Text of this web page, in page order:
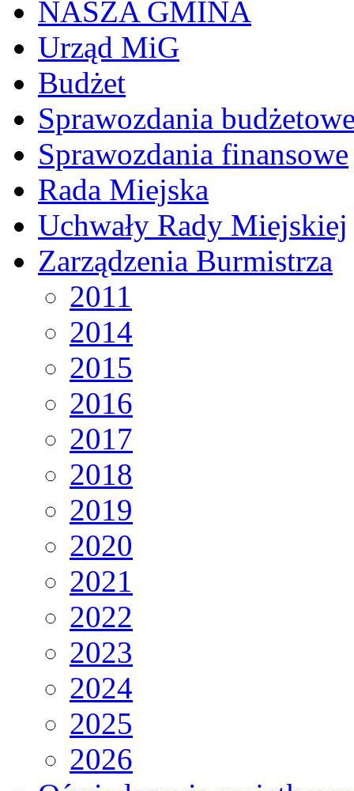
NASZA GMINA
Urząd MiG
Budżet
Sprawozdania
Sprawozdania finansowe
Rada Miejska
Uchwały Rady Miejskiej
Zarządzenia Burmistrza
2011
2014
2015
2016
2017
2018
2019
2020
2021
2022
2023
2024
2025
2026